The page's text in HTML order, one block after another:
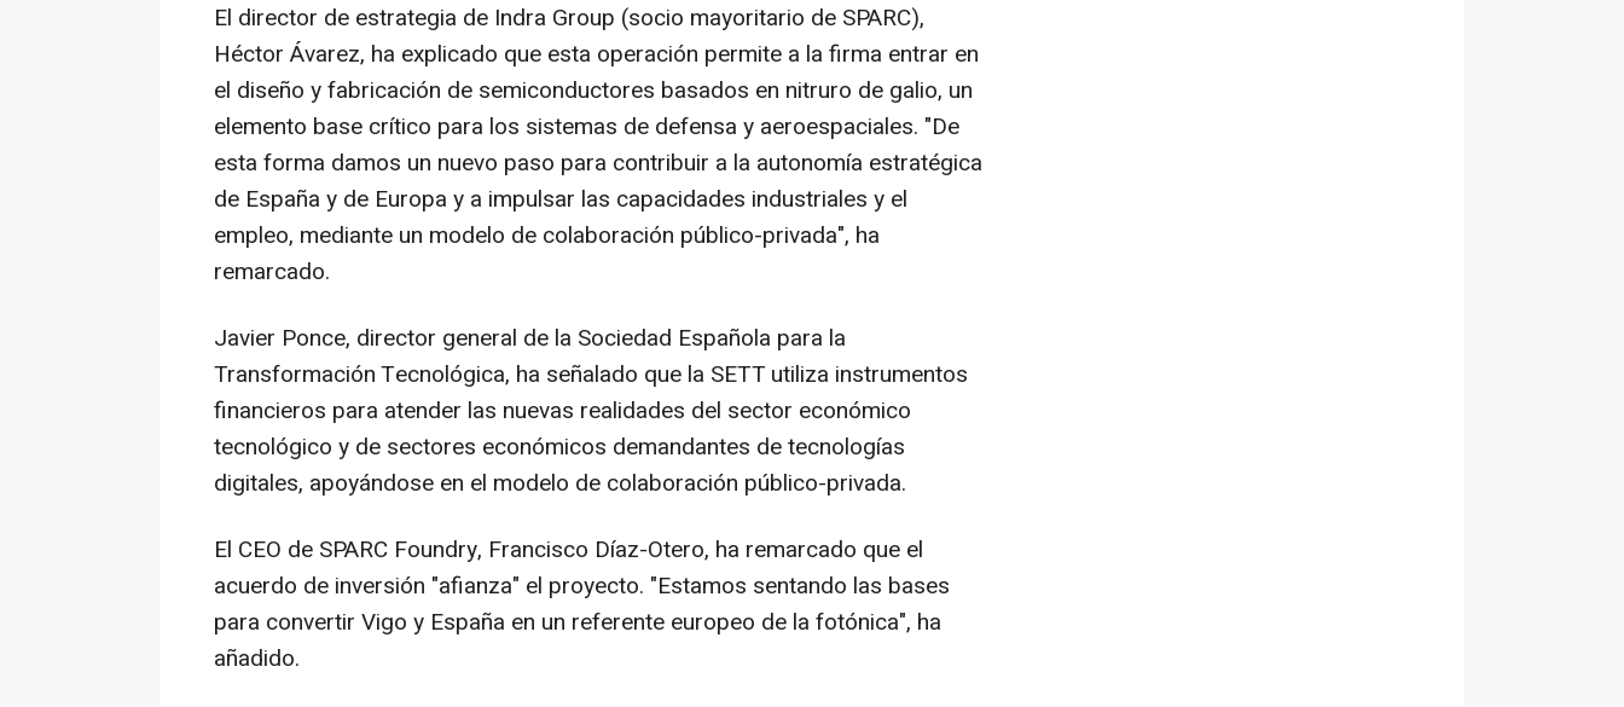
El director de estrategia de Indra Group (socio mayoritario de SPARC),
Héctor Ávarez, ha explicado que esta operación permite a la firma entrar en
el diseño y fabricación de semiconductores basados en nitruro de galio, un
elemento base crítico para los sistemas de defensa y aeroespaciales. "De
esta forma damos un nuevo paso para contribuir a la autonomía estratégica
de España y de Europa y a impulsar las capacidades industriales y el
empleo, mediante un modelo de colaboración público-privada", ha
remarcado.
Javier Ponce, director general de la Sociedad Española para la
Transformación Tecnológica, ha señalado que la SETT utiliza instrumentos
financieros para atender las nuevas realidades del sector económico
tecnológico y de sectores económicos demandantes de tecnologías
digitales, apoyándose en el modelo de colaboración público-privada.
El CEO de SPARC Foundry, Francisco Díaz-Otero, ha remarcado que el
acuerdo de inversión "afianza" el proyecto. "Estamos sentando las bases
para convertir Vigo y España en un referente europeo de la fotónica", ha
añadido.